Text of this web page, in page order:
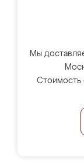
Мы
Стоимость